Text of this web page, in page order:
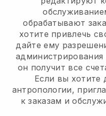
обрабатывают
хотите привлечь
дайте ему
администрирования
он получит все
Если вы хотите
антропологии,
к заказам и